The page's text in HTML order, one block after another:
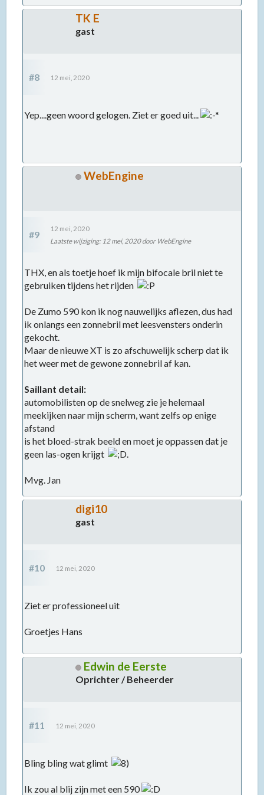
TK E
gast
#8 12 mei, 2020
Yep....geen woord gelogen. Ziet er goed uit...
WebEngine
#9
12 mei, 2020
Laatste wijziging: 12 mei, 2020door WebEngine
THX, en als toetje hoef ik mijn bifocale bril niet te
gebruiken tijdens het rijden
De Zumo 590 kon ik nog nauwelijks aflezen, dus had
ik onlangs een zonnebril met leesvensters onderin
gekocht.
Maar de nieuwe XT is zo afschuwelijk scherp dat ik
het weer met de gewone zonnebril af kan.
Saillant detail:
automobilisten op de snelweg zie je helemaal
meekijken naar mijn scherm, want zelfs op enige
afstand
is het bloed-strak beeld en moet je oppassen dat je
geen las-ogen krijgt
Mvg. Jan
digi10
gast
#10 12 mei, 2020
Ziet er professioneel uit
Groetjes Hans
Edwin de Eerste
Oprichter / Beheerder
#11 12 mei, 2020
Bling bling wat glimt
Ik zou al blij zijn met een 590